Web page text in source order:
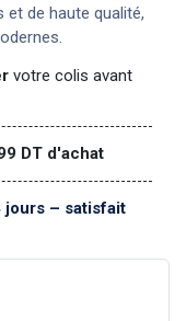
et de haute qualité,
votre colis avant
DT d'achat
jours – satisfait